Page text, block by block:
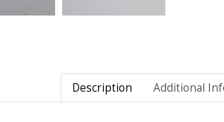
Description Additional